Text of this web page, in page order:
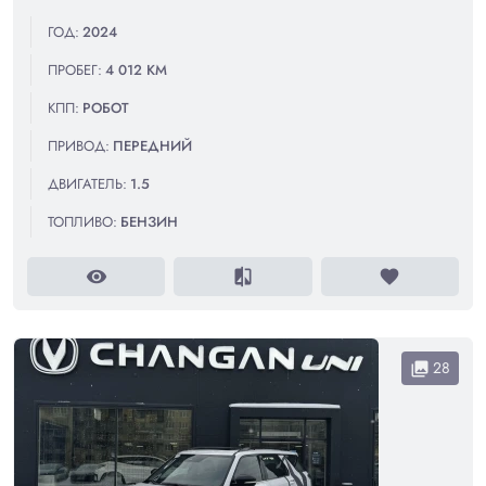
ГОД: 2024
ПРОБЕГ: 4 012 КМ
КПП: РОБОТ
ПРИВОД: ПЕРЕДНИЙ
ДВИГАТЕЛЬ: 1.5
ТОПЛИВО: БЕНЗИН
visibility compare favorite
collections 28